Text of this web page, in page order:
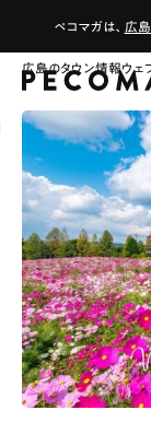
ペコマガは、 広
広島のタウン情報ウ